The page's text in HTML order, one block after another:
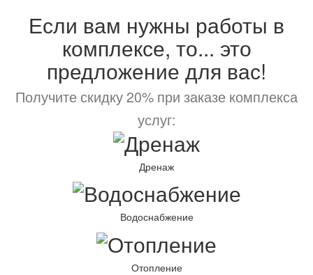
Если вам нужны работы в
комплексе, то... это
предложение для вас!
Получите скидку 20% при заказе комплекса
услуг:
Дренаж
Водоснабжение
Отопление